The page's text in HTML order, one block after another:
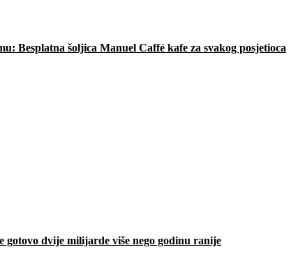
Besplatna šoljica Manuel Caffé kafe za svakog posjetioca
gotovo dvije milijarde više nego godinu ranije